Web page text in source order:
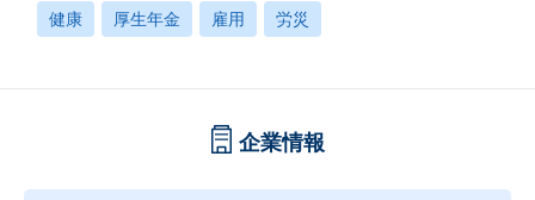
健康 厚生年金 雇用 労災
企業情報